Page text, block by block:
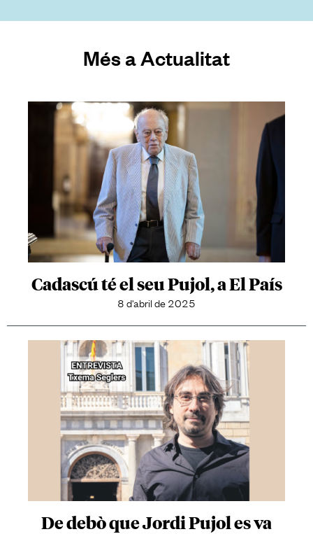
Més a Actualitat
Cadascú té el seu Pujol, a El País
8 d'abril de 2025
De debò que Jordi Pujol es va